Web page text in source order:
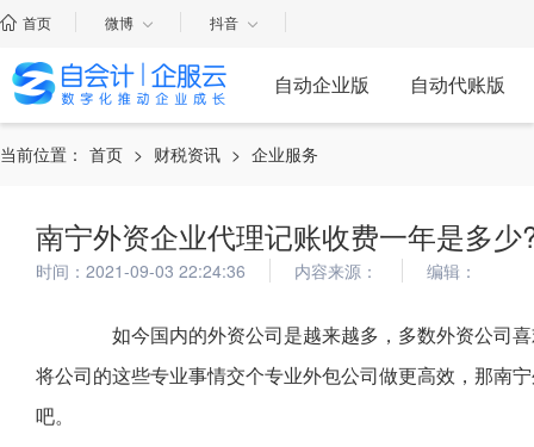
首页 微博 抖音
自动企业版 自动代账版
当前位置： 首页 > 财税资讯 > 企业服务
南宁外资企业代理记账收费一年是多少
时间：2021-09-03 22:24:36 内容来源： 编辑：
如今国内的外资公司是越来越多，多数外资公司喜
将公司的这些专业事情交个专业外包公司做更高效，那南
吧。